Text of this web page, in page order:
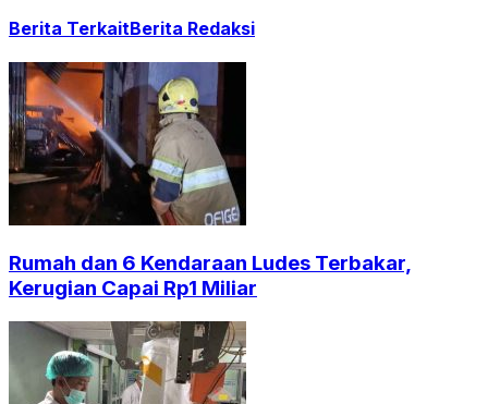
Berita TerkaitBerita Redaksi
Rumah dan 6 Kendaraan Ludes Terbakar,
Kerugian Capai Rp1 Miliar